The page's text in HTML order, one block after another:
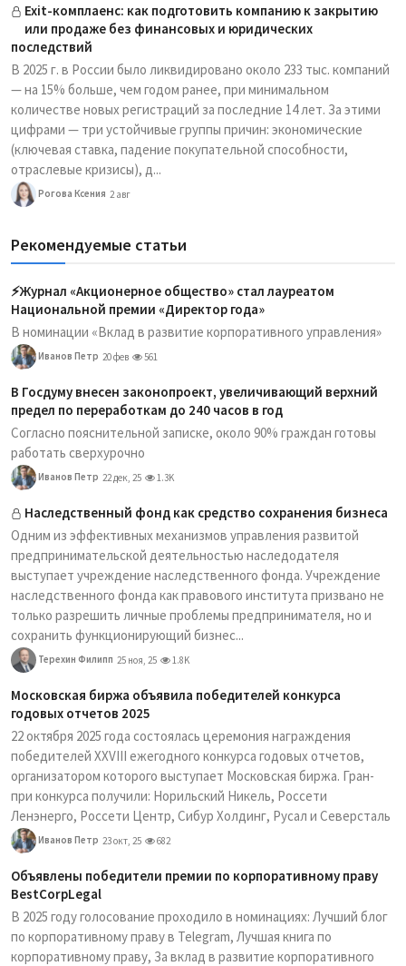
Exit-комплаенс: как подготовить компанию к закрытию
или продаже без финансовых и юридических
последствий
В 2025 г. в России было ликвидировано около 233 тыс. компаний
— на 15% больше, чем годом ранее, при минимальном
количестве новых регистраций за последние 14 лет. За этими
цифрами — три устойчивые группы причин: экономические
(ключевая ставка, падение покупательной способности,
отраслевые кризисы), д...
Рогова Ксения 2 авг
Рекомендуемые статьи
⚡️Журнал «Акционерное общество» стал лауреатом
Национальной премии «Директор года»
В номинации «Вклад в развитие корпоративного управления»
Иванов Петр 20 фев 561
В Госдуму внесен законопроект, увеличивающий верхний
предел по переработкам до 240 часов в год
Согласно пояснительной записке, около 90% граждан готовы
работать сверхурочно
Иванов Петр 22 дек, 25 1.3K
Наследственный фонд как средство сохранения бизнеса
Одним из эффективных механизмов управления развитой
предпринимательской деятельностью наследодателя
выступает учреждение наследственного фонда. Учреждение
наследственного фонда как правового института призвано не
только разрешить личные проблемы предпринимателя, но и
сохранить функционирующий бизнес...
Терехин Филипп 25 ноя, 25 1.8K
Московская биржа объявила победителей конкурса
годовых отчетов 2025
22 октября 2025 года состоялась церемония награждения
победителей XXVIII ежегодного конкурса годовых отчетов,
организатором которого выступает Московская биржа. Гран-
при конкурса получили: Норильский Никель, Россети
Ленэнерго, Россети Центр, Сибур Холдинг, Русал и Северсталь
Иванов Петр 23 окт, 25 682
Объявлены победители премии по корпоративному праву
BestCorpLegal
В 2025 году голосование проходило в номинациях: Лучший блог
по корпоративному праву в Telegram, Лучшая книга по
корпоративному праву, За вклад в развитие корпоративного